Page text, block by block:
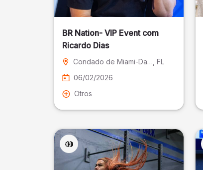
BR Nation- VIP Event com
Ricardo Dias
Condado de Miami-Dade , FL
06/02/2026
Otros